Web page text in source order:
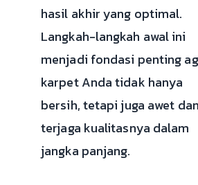
hasil akhir yang optimal.
Langkah-langkah awal ini
menjadi fondasi penting
karpet Anda tidak hanya
bersih, tetapi juga awet dan
terjaga kualitasnya dalam
jangka panjang.